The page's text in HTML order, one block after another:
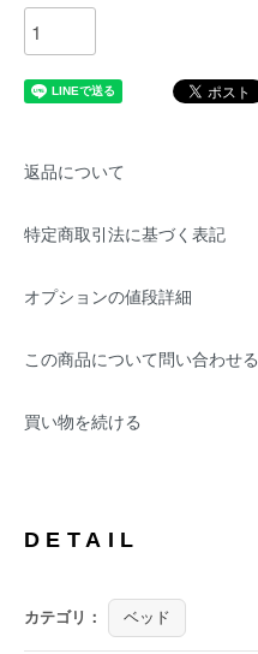
返品について
特定商取引法に基づく表記
オプションの値段詳細
この商品について問い合わせる
買い物を続ける
DETAIL
カテゴリ： ベッド